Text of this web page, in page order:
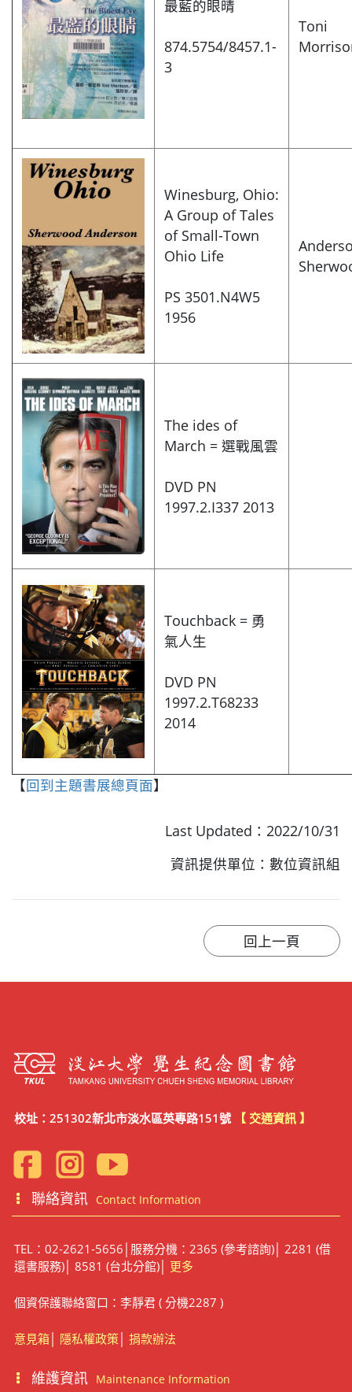
最藍的眼晴
874.5754/8457.1-
3
Toni
Winesburg, Ohio:
A Group of Tales
of Small-Town
Ohio Life
PS 3501.N4W5
1956
The ides of
March = 選戰風雲
DVD PN
1997.2.I337 2013
Touchback = 勇
氣人生
DVD PN
1997.2.T68233
2014
【回到主題書展總頁面】
Last Updated：2022/10/31
資訊提供單位：數位資訊組
校址：251302新北市淡水區英專路151號 【 交通資訊 】
聯絡資訊 Contact Information
TEL：02-2621-5656│服務分機：2365 (參考諮詢)│ 2281 (借
還書服務)│ 8581 (台北分館)│ 更多
個資保護聯絡窗口：李靜君 ( 分機2287 )
意見箱│ 隱私權政策│ 捐款辦法
維護資訊 Maintenance Information